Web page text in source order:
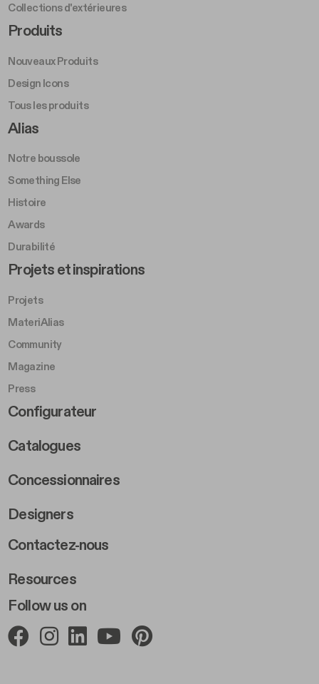
Collections d'extérieures
Footer Right Middle A
Produits
Nouveaux Produits
Design Icons
Tous les produits
Footer Right A
Alias
Notre boussole
Something Else
Histoire
Awards
Durabilité
Follow us on
Footer Left Middle B
Projets et inspirations
Projets
MateriAlias
Community
Magazine
Press
Footer Right Middle B
Configurateur
Catalogues
Concessionnaires
Designers
Footer Right 2
Contactez-nous
Resources